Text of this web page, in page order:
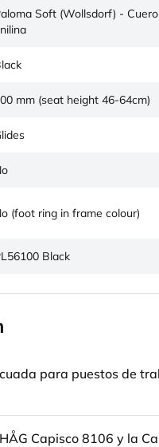
Soft (Wollsdorf) -
mm (seat height 46-64cm)
(foot ring in frame colour)
Black
para puestos de
Capisco 8106 y la